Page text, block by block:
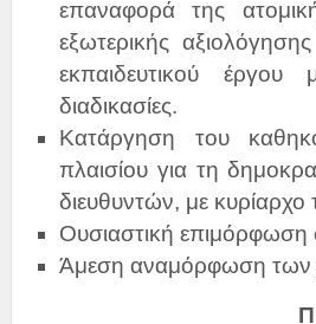
επαναφορά της
εξωτερικής
εκπαιδευτικού έργου
διαδικασίες.
Κατάργηση του
πλαισίου για τη
διευθυντών, με
Ουσιαστική επιμόρφωση
Άμεση αναμόρφωση των